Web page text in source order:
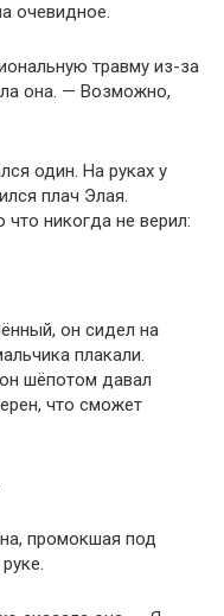
очевидное.
травму из-за
она. — Возможно,
один. На руках у
плач Элая.
никогда не верил:
он сидел на
плакали.
шёпотом давал
что сможет
промокшая под